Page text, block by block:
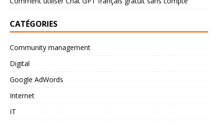
CATÉGORIES
Community management
Digital
Google AdWords
Internet
IT